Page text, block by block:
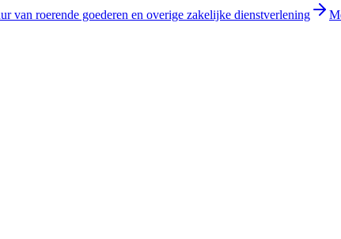
van roerende goederen en overige zakelijke dienstverlening